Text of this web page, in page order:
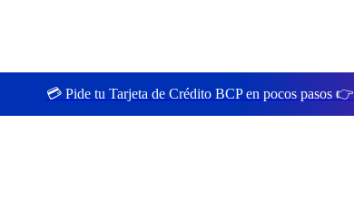
💳 Pide tu Tarjeta de Crédito BCP en pocos pasos 👉